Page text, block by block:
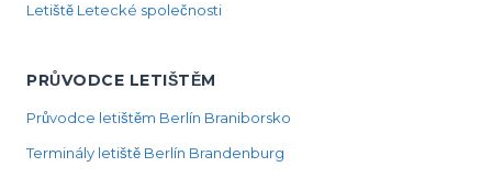
Letiště Letecké společnosti
PRŮVODCE LETIŠTĚM
Průvodce letištěm Berlín Braniborsko
Terminály letiště Berlín Brandenburg